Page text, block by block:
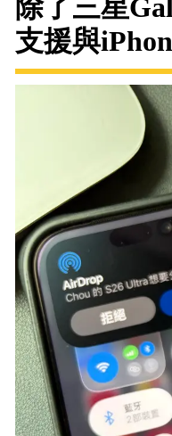
除了三星
支援與